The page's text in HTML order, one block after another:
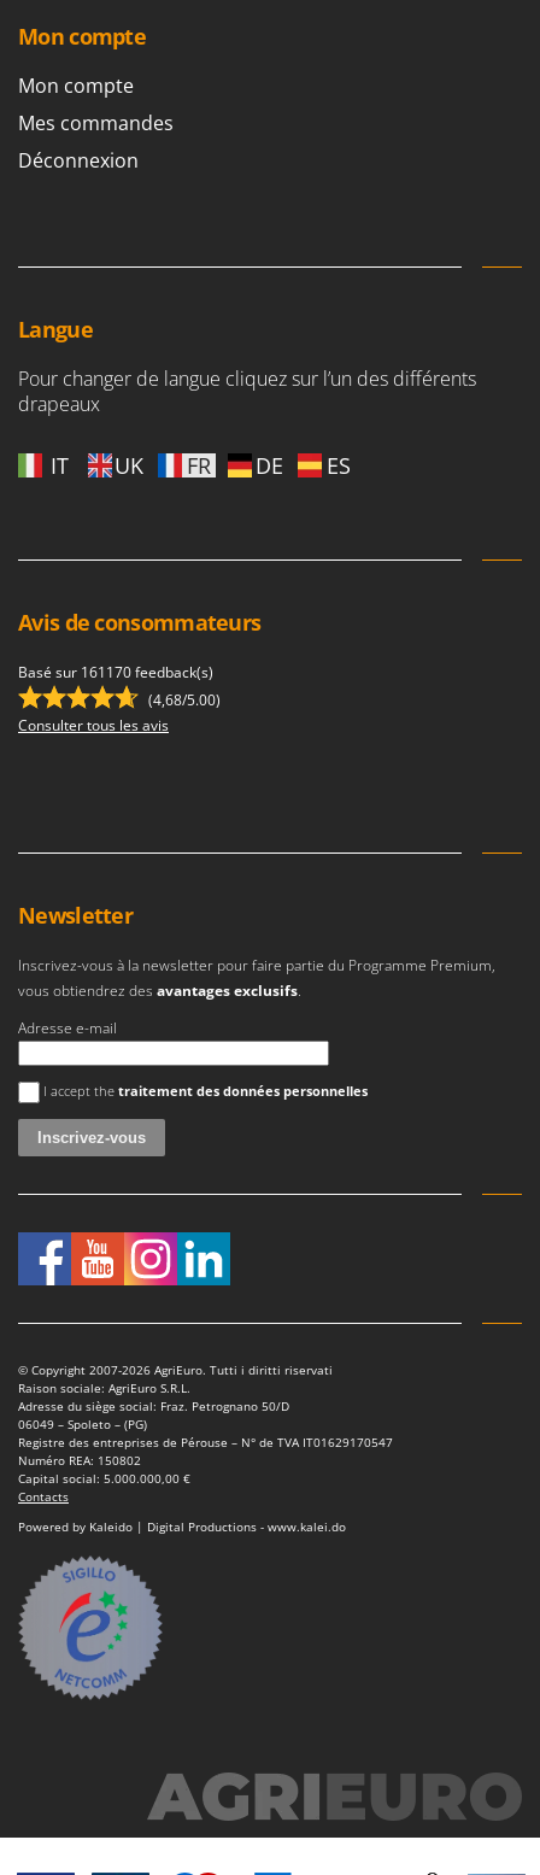
Tineco
Titania
Tornado
Tre Spade
Troy-Bilt
U
Udor
Unger
Vesco
Weber
Wiper EcoRobot
Wolf Garten
Y
Z
Zephir
ZGrills
Zomax
Mon compte
Mon compte
Mes commandes
Déconnexion
Langue
Pour changer de langue cliquez sur l’un des différents
drapeaux
IT UK FR DE ES
Avis de consommateurs
Basé sur 161170 feedback(s)
(4,68/5.00)
Consulter tous les avis
Newsletter
Inscrivez-vous à la newsletter pour faire partie du Programme Premium,
vous obtiendrez des avantages exclusifs.
Adresse e-mail
Une erreur est survenue
I accept the traitement des données personnelles
© Copyright 2007-2026 AgriEuro. Tutti i diritti riservati
Raison sociale: AgriEuro S.R.L.
Adresse du siège social: Fraz. Petrognano 50/D
06049 – Spoleto – (PG)
Registre des entreprises de Pérouse – N° de TVA IT01629170547
Numéro REA: 150802
Capital social: 5.000.000,00 €
Contacts
Powered by Kaleido | Digital Productions - www.kalei.do